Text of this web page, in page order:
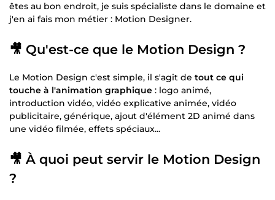
êtes au bon endroit, je suis spécialiste dans le domaine et
j'en ai fais mon métier : Motion Designer.
🎥 Qu'est-ce que le Motion Design ?
Le Motion Design c'est simple, il s'agit de tout ce qui
touche à l'animation graphique : logo animé,
introduction vidéo, vidéo explicative animée, vidéo
publicitaire, générique, ajout d'élément 2D animé dans
une vidéo filmée, effets spéciaux...
🎥 À quoi peut servir le Motion Design
?